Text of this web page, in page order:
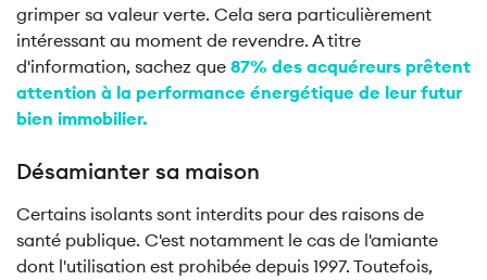
grimper sa valeur verte. Cela sera particulièrement
intéressant au moment de revendre. A titre
d'information, sachez que 87% des acquéreurs prêtent
attention à la performance énergétique de leur futur
bien immobilier.
Désamianter sa maison
Certains isolants sont interdits pour des raisons de
santé publique. C'est notamment le cas de l'amiante
dont l'utilisation est prohibée depuis 1997. Toutefois,